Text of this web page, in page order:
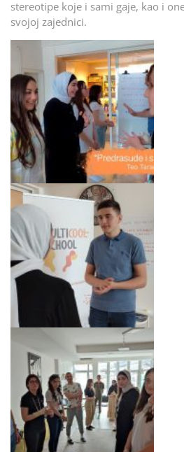
stereotipe koje i sami gaje, kao i
svojoj zajednici.